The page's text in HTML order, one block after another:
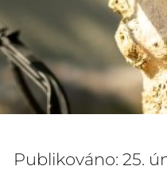
Publikováno: 25.